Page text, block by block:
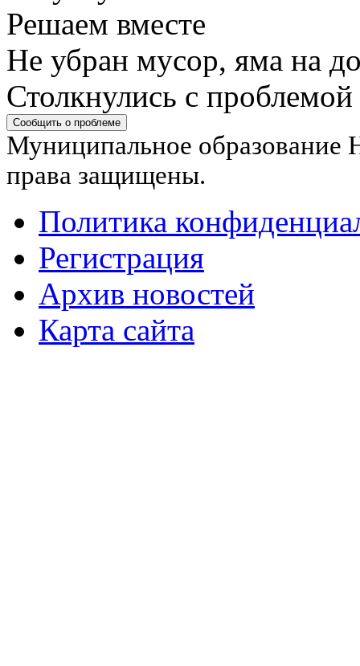
Решаем вместе
Не убран мусор, яма на
Столкнулись с
Сообщить о проблеме
Муниципальное образование
права защищены.
Политика
Регистрация
Архив новостей
Карта сайта